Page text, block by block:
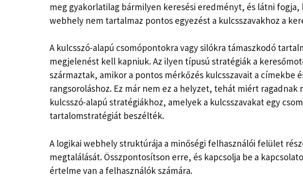
meg gyakorlatilag bármilyen keresési eredményt, és látni
​​webhely nem tartalmaz pontos egyezést a kulcsszavakhoz a
A kulcsszó-alapú csomópontokra vagy silókra támaszkodó
megjelenést kell kapniuk. Az ilyen típusú stratégiák a
származtak, amikor a pontos mérkőzés kulcsszavait a címekbe
rangsoroláshoz. Ez már nem ez a helyzet, tehát miért ragadnak
kulcsszó-alapú stratégiákhoz, amelyek a kulcsszavakat egy
tartalomstratégiát beszélték.
A logikai webhely struktúrája a minőségi felhasználói felület
megtalálását. Összpontosítson erre, és kapcsolja be a
értelme van a felhasználók számára.